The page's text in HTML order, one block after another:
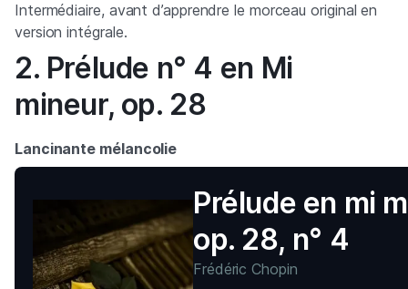
Intermédiaire, avant d’apprendre le morceau original en
version intégrale.
2. Prélude n° 4 en Mi
mineur, op. 28
Lancinante mélancolie
Prélude en mi
op. 28, n° 4
Frédéric Chopin